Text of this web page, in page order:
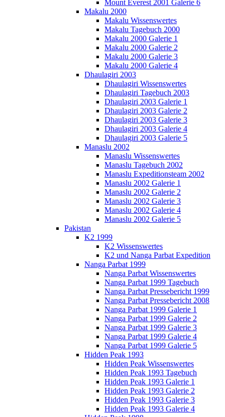
Mount Everest 2001 Galerie 6
Makalu 2000
Makalu Wissenswertes
Makalu Tagebuch 2000
Makalu 2000 Galerie 1
Makalu 2000 Galerie 2
Makalu 2000 Galerie 3
Makalu 2000 Galerie 4
Dhaulagiri 2003
Dhaulagiri Wissenswertes
Dhaulagiri Tagebuch 2003
Dhaulagiri 2003 Galerie 1
Dhaulagiri 2003 Galerie 2
Dhaulagiri 2003 Galerie 3
Dhaulagiri 2003 Galerie 4
Dhaulagiri 2003 Galerie 5
Manaslu 2002
Manaslu Wissenswertes
Manaslu Tagebuch 2002
Manaslu Expeditionsteam 2002
Manaslu 2002 Galerie 1
Manaslu 2002 Galerie 2
Manaslu 2002 Galerie 3
Manaslu 2002 Galerie 4
Manaslu 2002 Galerie 5
Pakistan
K2 1999
K2 Wissenswertes
K2 und Nanga Parbat Expedition
Nanga Parbat 1999
Nanga Parbat Wissenswertes
Nanga Parbat 1999 Tagebuch
Nanga Parbat Pressebericht 1999
Nanga Parbat Pressebericht 2008
Nanga Parbat 1999 Galerie 1
Nanga Parbat 1999 Galerie 2
Nanga Parbat 1999 Galerie 3
Nanga Parbat 1999 Galerie 4
Nanga Parbat 1999 Galerie 5
Hidden Peak 1993
Hidden Peak Wissenswertes
Hidden Peak 1993 Tagebuch
Hidden Peak 1993 Galerie 1
Hidden Peak 1993 Galerie 2
Hidden Peak 1993 Galerie 3
Hidden Peak 1993 Galerie 4